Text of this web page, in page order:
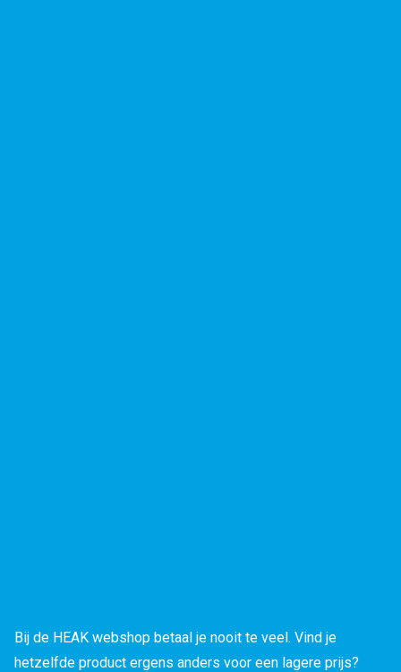
Bij de HEAK webshop betaal je nooit te veel. Vind je
hetzelfde product ergens anders voor een lagere prijs?